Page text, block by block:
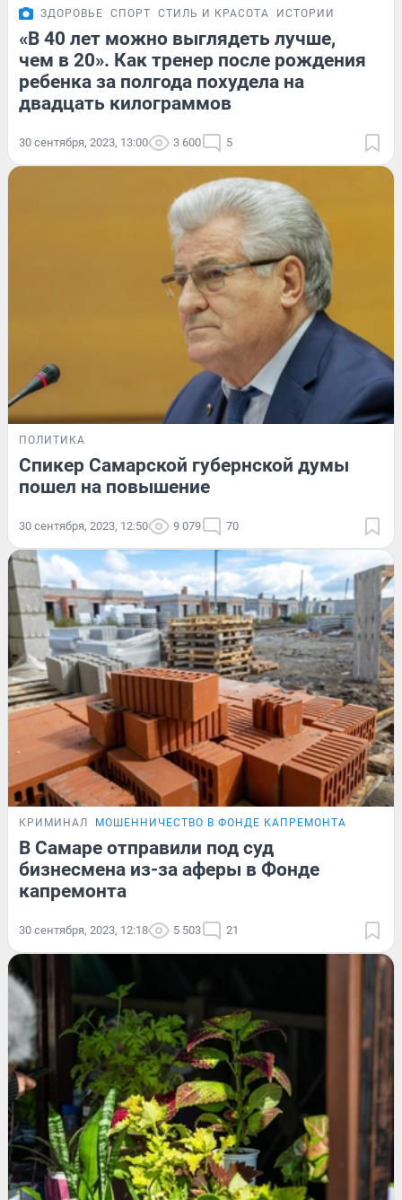
ЗДОРОВЬЕ СПОРТ СТИЛЬ И КРАСОТА ИСТОРИИ
«В 40 лет можно выглядеть лучше,
чем в 20». Как тренер после рождения
ребенка за полгода похудела на
двадцать килограммов
30 сентября, 2023, 13:00 3 600 5
ПОЛИТИКА
Спикер Самарской губернской думы
пошел на повышение
30 сентября, 2023, 12:50 9 079 70
КРИМИНАЛ МОШЕННИЧЕСТВО В ФОНДЕ КАПРЕМОНТА
В Самаре отправили под суд
бизнесмена из-за аферы в Фонде
капремонта
30 сентября, 2023, 12:18 5 503 21